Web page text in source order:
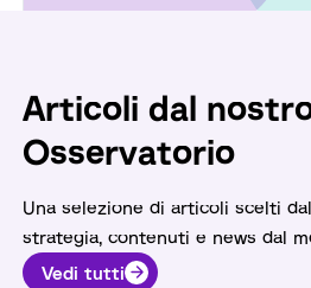
Articoli dal
Osservatorio
Una selezione di articoli scelti
strategia, contenuti e news dal
Vedi tutti